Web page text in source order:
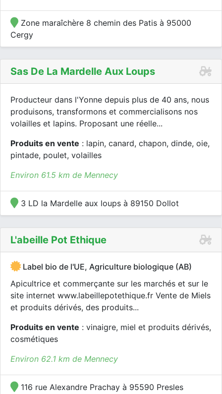
Zone maraîchère 8 chemin des Patis à 95000
Cergy
Sas De La Mardelle Aux Loups
Producteur dans l'Yonne depuis plus de 40 ans, nous
produisons, transformons et commercialisons nos
volailles et lapins. Proposant une réelle...
Produits en vente : lapin, canard, chapon, dinde, oie,
pintade, poulet, volailles
Environ 61.5 km de Mennecy
3 LD la Mardelle aux loups à 89150 Dollot
L'abeille Pot Ethique
Label bio de l'UE, Agriculture biologique (AB)
Apicultrice et commerçante sur les marchés et sur le
site internet www.labeillepotethique.fr Vente de Miels
et produits dérivés, des produits...
Produits en vente : vinaigre, miel et produits dérivés,
cosmétiques
Environ 62.1 km de Mennecy
116 rue Alexandre Prachay à 95590 Presles